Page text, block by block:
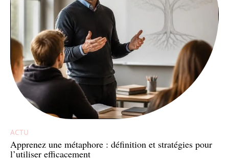
ACTU
Apprenez une métaphore : définition et stratégies pour
l’utiliser efficacement